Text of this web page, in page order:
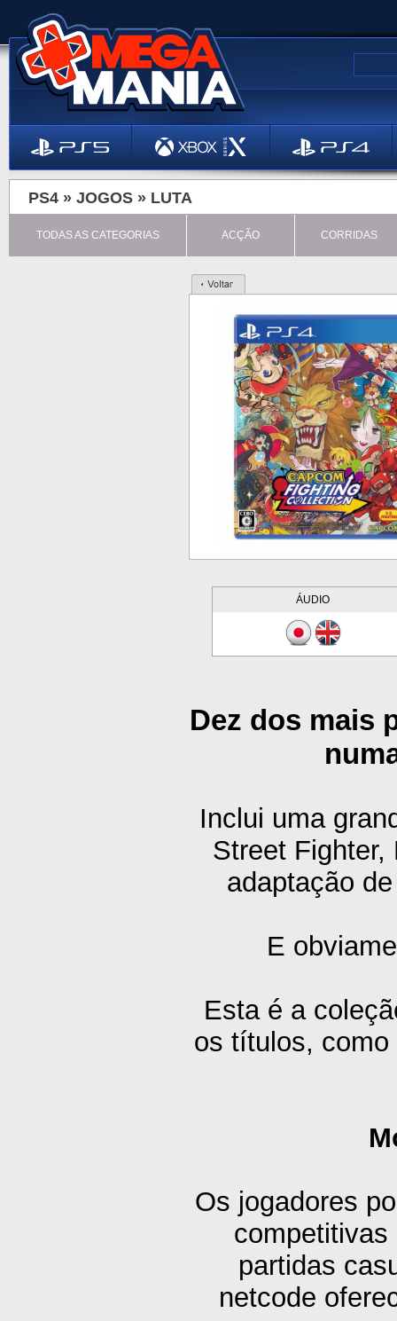
PS4 » JOGOS » LUTA
TODAS AS CATEGORIAS ACÇÃO CORRIDAS
ÁUDIO
Dez dos mais
Inclui uma
Street
adaptação
E
Esta é a
os títulos, como
Os jogadores
partidas
netcode